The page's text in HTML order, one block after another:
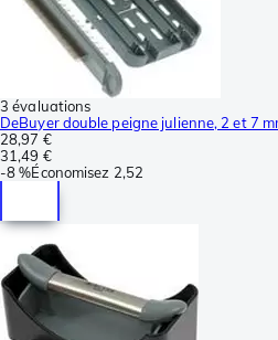
3 évaluations
DeBuyer double peigne julienne, 2 et 7
28,97 €
31,49 €
-8 %Économisez 2,52